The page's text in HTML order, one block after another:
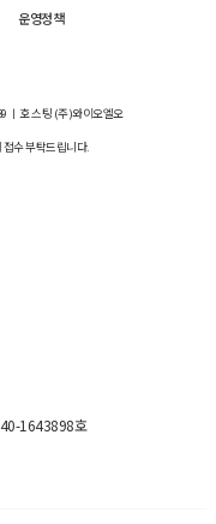
운영정책
ㅣ 호스팅 (주)와이오엘오
수 부탁드립니다.
1643898호